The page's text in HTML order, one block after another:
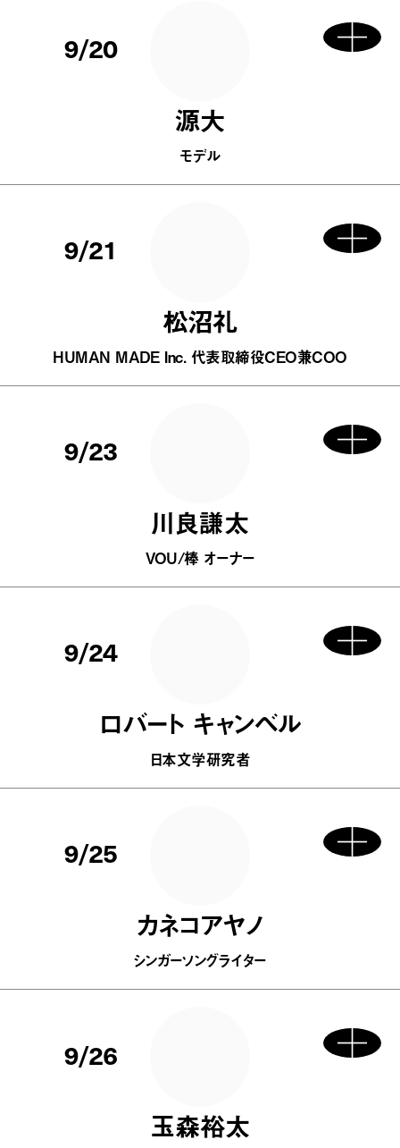
9/20
源大
モデル
9/21
松沼礼
HUMAN MADE Inc. 代表取締役CEO兼COO
9/23
川良謙太
VOU/棒 オーナー
9/24
ロバート キャンベル
日本文学研究者
9/25
カネコアヤノ
シンガーソングライター
9/26
玉森裕太